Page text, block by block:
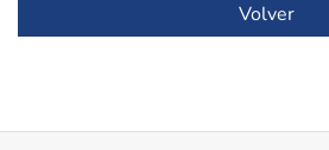
Volver